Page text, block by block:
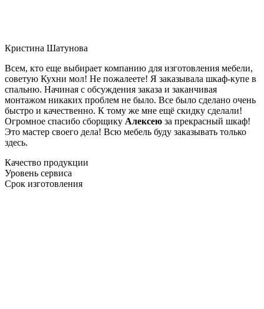
Кристина Шатунова
Всем, кто еще выбирает компанию для изготовления мебели,
советую Кухни мол! Не пожалеете! Я заказывала шкаф-купе в
спальню. Начиная с обсуждения заказа и заканчивая
монтажом никаких проблем не было. Все было сделано очень
быстро и качественно. К тому же мне ещё скидку сделали!
Огромное спасибо сборщику Алексею за прекрасный шкаф!
Это мастер своего дела! Всю мебель буду заказывать только
здесь.
Качество продукции
Уровень сервиса
Срок изготовления